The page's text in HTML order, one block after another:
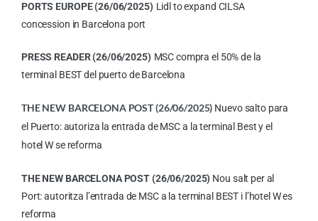
PORTS EUROPE (26/06/2025) Lidl to expand CILSA
concession in Barcelona port
PRESS READER (26/06/2025) MSC compra el 50% de la
terminal BEST del puerto de Barcelona
THE NEW BARCELONA POST (26/06/2025) Nuevo salto para
el Puerto: autoriza la entrada de MSC a la terminal Best y el
hotel W se reforma
THE NEW BARCELONA POST (26/06/2025) Nou salt per al
Port: autoritza l’entrada de MSC a la terminal BEST i l’hotel W es
reforma